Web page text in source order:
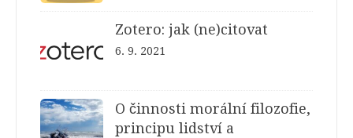
Zotero: jak (ne)citovat
6. 9. 2021
O činnosti morální filozofie,
principu lidství a